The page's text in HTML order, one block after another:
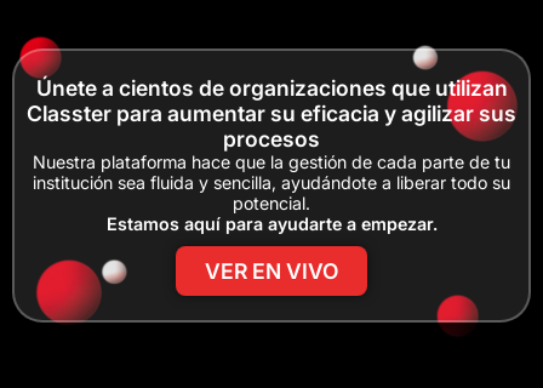
Únete a cientos de organizaciones que utilizan
Classter para aumentar su eficacia y agilizar sus
procesos
Nuestra plataforma hace que la gestión de cada parte de tu
institución sea fluida y sencilla, ayudándote a liberar todo su
potencial.
Estamos aquí para ayudarte a empezar.
VER EN VIVO